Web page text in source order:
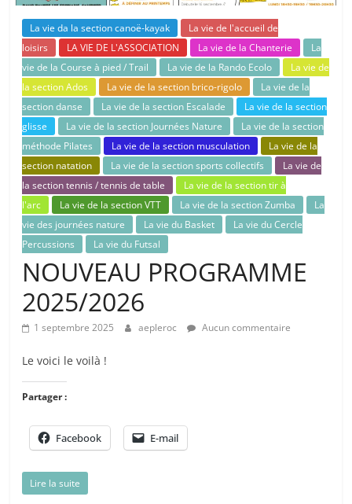
La vie da la section canoë-kayak
La vie de l'accueil de
loisirs
LA VIE DE L'ASSOCIATION La vie de la Chanterie
La
vie de la Course à pied / Trail
La vie de la Rando Ecolo
La vie de
la section Ados
La vie de la section brico-rigolo
La vie de la
section danse
La vie de la section Escalade
La vie de la section
glisse
La vie de la section Journées Nature
La vie de la section
méthode Pilates
La vie de la section musculation
La vie de la
section natation
La vie de la section sports collectifs
La vie de
la section tennis / tennis de table
La vie de la section tir à
l'arc
La vie de la section VTT La vie de la section Zumba
La
vie des journées nature
La vie du Basket
La vie du Cercle
Percussions
La vie du Futsal
NOUVEAU PROGRAMME
2025/2026
1 septembre 2025 aepleroc Aucun commentaire
Le voici le voilà !
Partager :
Facebook E-mail
Lire la suite